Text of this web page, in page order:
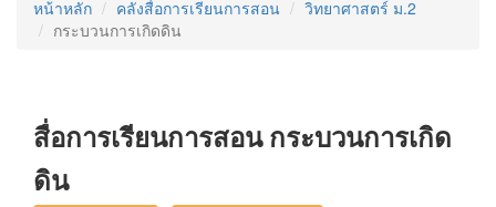
หน้าหลัก คลังสื่อการเรียนการสอน
วิทยาศาสตร์ ม.2
กระบวนการเกิดดิน
สื่อการเรียนการสอน กระบวนการเกิด
ดิน